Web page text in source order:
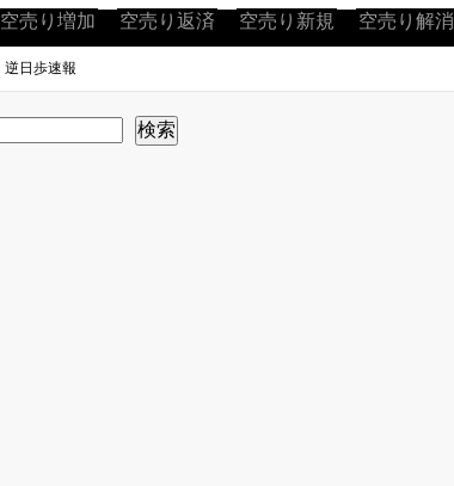
空売り増加 空売り返済 空売り新規 空売り解消
逆日歩速報